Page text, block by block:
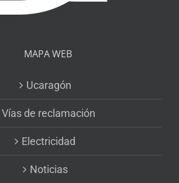
MAPA WEB
Ucaragón
Vías de reclamación
Electricidad
Noticias